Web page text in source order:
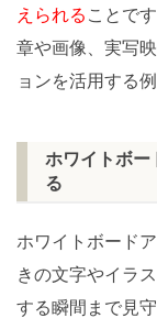
えられる ことで
章や画像、実写
ョンを活用する
ホワイトボー
る
ホワイトボード
きの文字やイラ
する瞬間まで見